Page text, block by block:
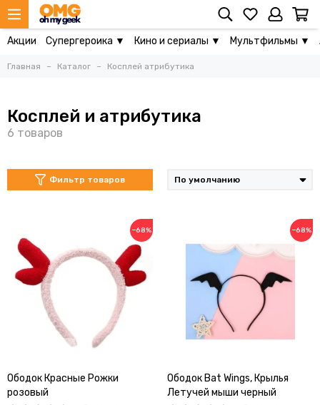
Акции Супергероика ▼ Кино и сериалы ▼ Мультфильмы ▼
Главная Каталог Косплей атрибутика
Косплей и атрибутика
Фильтр товаров
−68%
Ободок Красные Рожки
розовый
−68%
Ободок Bat Wings, Крылья
Летучей мыши черный